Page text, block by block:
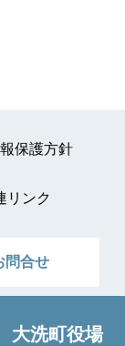
保護方針
リンク
問合せ
大洗町役場